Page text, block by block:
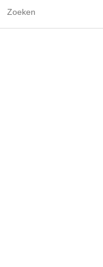
Search
for: